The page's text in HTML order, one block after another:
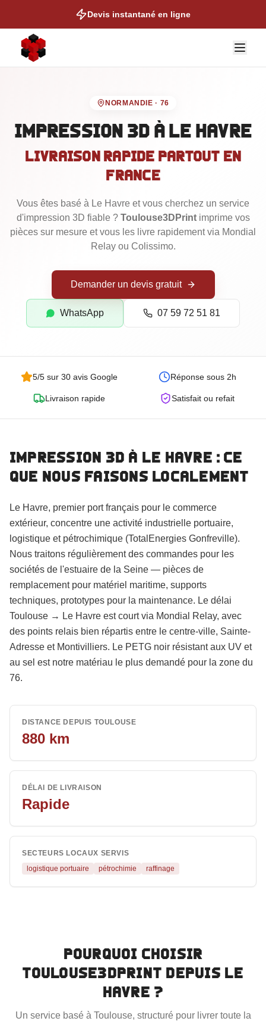
Devis instantané en ligne
NOS EXPERTISES
Cosplay & Props
Figurines & Collection
Talonettes de Ski
Trophées Personnalisés
Maquettes d'Architecture
Commander
NORMANDIE · 76
Impression 3D à Le Havre
Livraison rapide partout en
France
Vous êtes basé à Le Havre et vous cherchez un service
d'impression 3D fiable ? Toulouse3DPrintimprime vos
pièces sur mesure et vous les livre rapidement via Mondial
Relay ou Colissimo.
Demander un devis gratuit
WhatsApp 07 59 72 51 81
5/5 sur 30 avis Google Réponse sous 2h
Livraison rapide Satisfait ou refait
Impression 3D à Le Havre : ce
que nous faisons localement
Le Havre, premier port français pour le commerce
extérieur, concentre une activité industrielle portuaire,
logistique et pétrochimique (TotalEnergies Gonfreville).
Nous traitons régulièrement des commandes pour les
sociétés de l'estuaire de la Seine — pièces de
remplacement pour matériel maritime, supports
techniques, prototypes pour la maintenance. Le délai
Toulouse → Le Havre est court via Mondial Relay, avec
des points relais bien répartis entre le centre-ville, Sainte-
Adresse et Montivilliers. Le PETG noir résistant aux UV et
au sel est notre matériau le plus demandé pour la zone du
76.
DISTANCE DEPUIS TOULOUSE
880 km
DÉLAI DE LIVRAISON
Rapide
SECTEURS LOCAUX SERVIS
logistique portuaire
pétrochimie raffinage
Pourquoi choisir
Toulouse3DPrint depuis Le
Havre ?
Un service basé à Toulouse, structuré pour livrer toute la